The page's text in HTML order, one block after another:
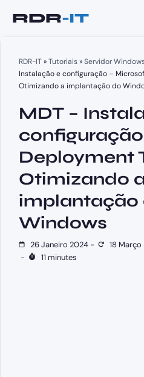
para
RDR-IT»Tutoriais»Servidor
Instalação e configuração –
Otimizando a implantação do
MDT –
Deployment
Otimizando
implantação
Windows
26 Janeiro 2024 - 18
-
11 minutes